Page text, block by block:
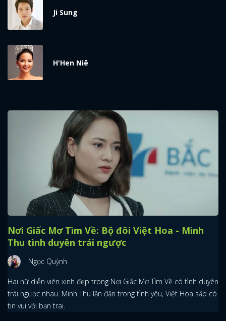
Ji Sung
H'Hen Niê
Nơi Giấc Mơ Tìm Về: Bộ đôi Việt Hoa - Minh
Thu tình duyên trái ngược
Ngọc Quỳnh
Hai nữ diễn viên xinh đẹp trong Nơi Giấc Mơ Tìm Về có tình duyên
trái ngược nhau. Minh Thu lận đận trong tình yêu, Việt Hoa sắp có
tin vui với bạn trai.